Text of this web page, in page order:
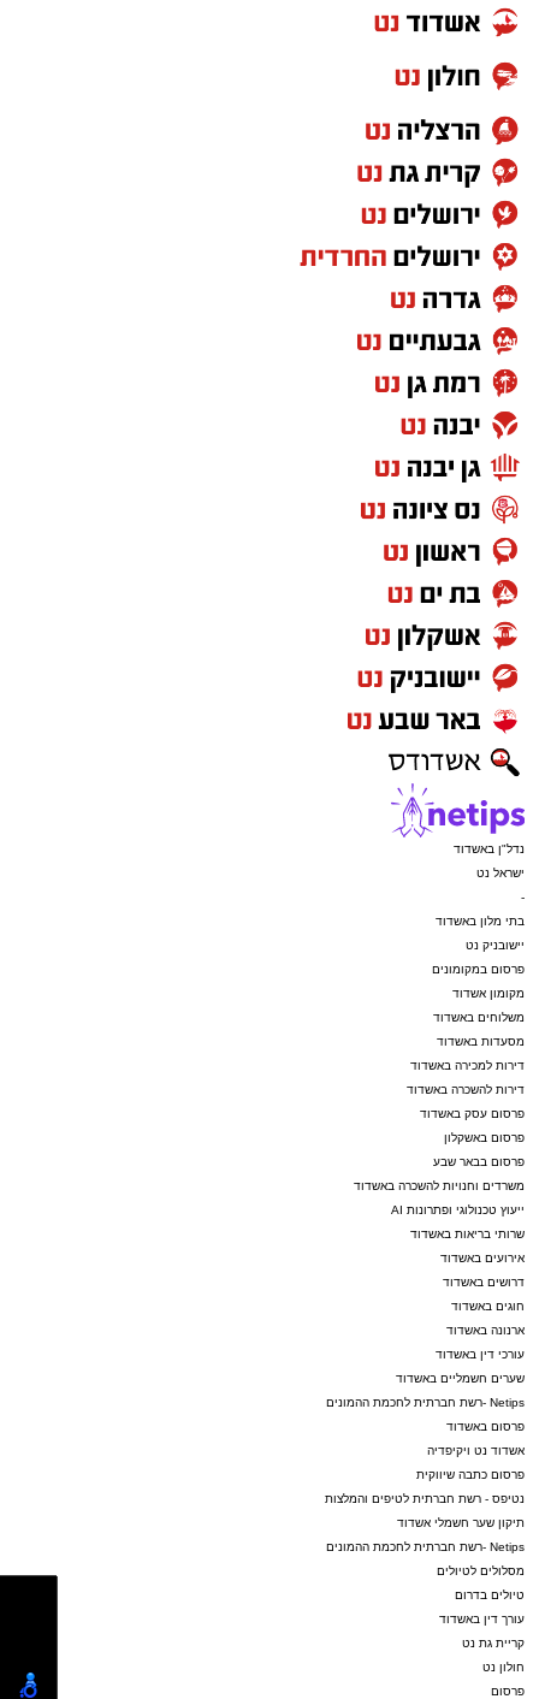
נדל"ן באשדוד
ישראל נט
-
בתי מלון באשדוד
יישובניק נט
פרסום במקומונים
מקומון אשדוד
משלוחים באשדוד
מסעדות באשדוד
דירות למכירה באשדוד
דירות להשכרה באשדוד
פרסום עסק באשדוד
פרסום באשקלון
פרסום בבאר שבע
משרדים וחנויות להשכרה באשדוד
ייעוץ טכנולוגי ופתרונות AI
שרותי בריאות באשדוד
אירועים באשדוד
דרושים באשדוד
חוגים באשדוד
ארנונה באשדוד
עורכי דין באשדוד
שערים חשמליים באשדוד
Netips -רשת חברתית לחכמת ההמונים
פרסום באשדוד
אשדוד נט ויקיפדיה
פרסום כתבה שיווקית
נטיפס - רשת חברתית לטיפים והמלצות
תיקון שער חשמלי אשדוד
Netips -רשת חברתית לחכמת ההמונים
מסלולים לטיולים
טיולים בדרום
עורך דין באשדוד
קריית גת נט
חולון נט
פרסום